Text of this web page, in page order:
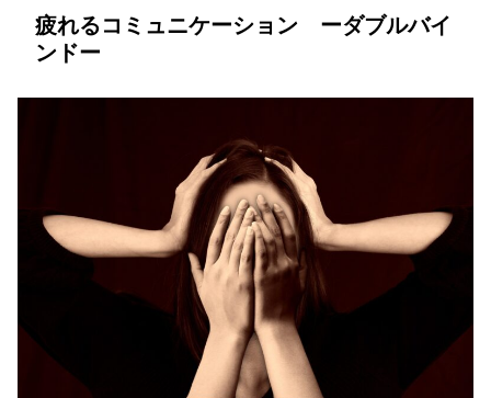
疲れるコミュニケーション ーダブルバイ
ンドー